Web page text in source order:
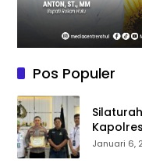
Pos Populer
Afrizal
Januari 6,